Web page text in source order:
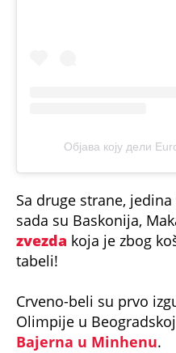
Објава коју дели
Sa druge strane,
sada su Baskonija,
zvezda koja je zbog
tabeli!
Crveno-beli su prvo
Olimpije u
Bajerna u Minhenu.